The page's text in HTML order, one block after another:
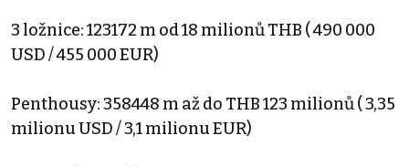
3 ložnice: 123172 m od 18 milionů THB ( 490 000
USD / 455 000 EUR)
Penthousy: 358448 m až do THB 123 milionů ( 3,35
milionu USD / 3,1 milionu EUR)